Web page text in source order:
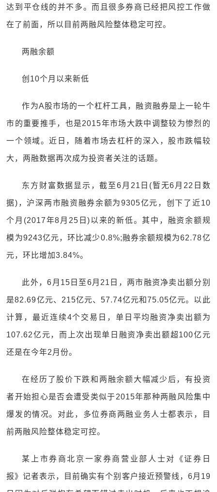
达到平仓线的并不多。而且很多券商已经把风控工作做
在了前面，所以目前两融风险整体稳定可控。
两融余额
创10个月以来新低
作为A股市场的一个杠杆工具，融资融券是上一轮牛
市的重要推手，也是2015年市场大跌中调整较为惨烈的
一个领域。近日，随着市场去杠杆的深入，股市跌幅较
大，两融数据再次成为投资者关注的话题。
东方财富数据显示，截至6月21日(暂无6月22日数
据)，沪深两市融资融券余额为9305亿元，创下了近10
个月(2017年8月25日)以来的新低。其中，融资余额规
模为9243亿元，环比减少0.8%;融券余额规模为62.78亿
元，环比增加3.84%。
此外，6月15日至6月21日，两市融资净卖出额分别
是82.69亿元、215亿元、57.74亿元和75.05亿元。以此
计算，最近连续4个交易日，单日平均融资净卖出额为
107.62亿元，而上次出现单日融资净卖出额超100亿元
还是在今年2月份。
在经历了股价下跌和两融余额大幅减少后，有投资
者开始担心是否会遭受类似于2015年那种两融风险集中
爆发的情况。对此，多位券商两融业务人士都表示，目
前两融风险整体稳定可控。
某上市券商北京一家券商营业部人士对《证券日
报》记者表示，目前确实有个别客户接近预警线，6月19